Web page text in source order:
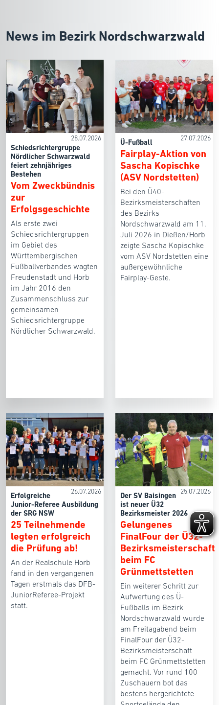
News im Bezirk Nordschwarzwald
28.07.2026
Schiedsrichtergruppe
Nördlicher Schwarzwald
feiert zehnjähriges
Bestehen
Vom Zweckbündnis
zur
Erfolgsgeschichte
Als erste zwei
Schiedsrichtergruppen
im Gebiet des
Württembergischen
Fußballverbandes wagten
Freudenstadt und Horb
im Jahr 2016 den
Zusammenschluss zur
gemeinsamen
Schiedsrichtergruppe
Nördlicher Schwarzwald.
27.07.2026
Ü-Fußball
Fairplay-Aktion von
Sascha Kopischke
(ASV Nordstetten)
Bei den Ü40-
Bezirksmeisterschaften
des Bezirks
Nordschwarzwald am 11.
Juli 2026 in Dießen/Horb
zeigte Sascha Kopischke
vom ASV Nordstetten eine
außergewöhnliche
Fairplay-Geste.
26.07.2026
Erfolgreiche
Junior-Referee Ausbildung
der SRG NSW
25 Teilnehmende
legten erfolgreich
die Prüfung ab!
An der Realschule Horb
fand in den vergangenen
Tagen erstmals das DFB-
JuniorReferee-Projekt
statt.
25.07.2026
Der SV Baisingen
ist neuer Ü32
Bezirksmeister 2026
Gelungenes
FinalFour der Ü32-
Bezirksmeisterschaft
beim FC
Grünmettstetten
Ein weiterer Schritt zur
Aufwertung des Ü-
Fußballs im Bezirk
Nordschwarzwald wurde
am Freitagabend beim
FinalFour der Ü32-
Bezirksmeisterschaft
beim FC Grünmettstetten
gemacht. Vor rund 100
Zuschauern bot das
bestens hergerichtete